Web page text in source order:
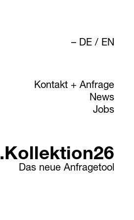
DE/ EN
Kontakt + Anfrage
News
Jobs
.Kollektion26
Das neue Anfragetool